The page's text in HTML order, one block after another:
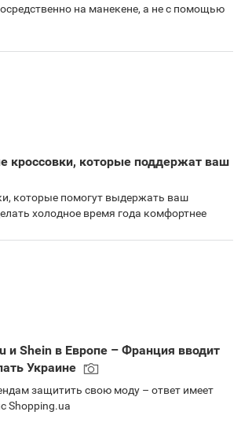
на манекене, а не с помощью
кроссовки, которые поддержат ваш
которые помогут выдержать ваш
холодное время года комфортнее
и Shein в Европе – Франция вводит
Украине
защитить свою моду – ответ имеет
Shopping.ua